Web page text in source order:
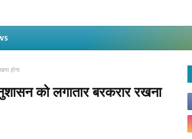
होगा
को लगातार बरकरार रखना